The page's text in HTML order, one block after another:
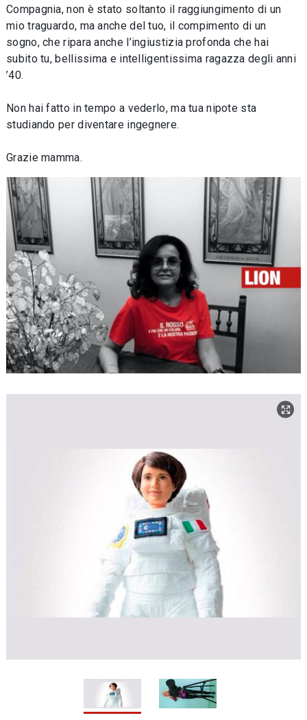
Compagnia, non è stato soltanto il raggiungimento di un
mio traguardo, ma anche del tuo, il compimento di un
sogno, che ripara anche l’ingiustizia profonda che hai
subito tu, bellissima e intelligentissima ragazza degli anni
’40.
Non hai fatto in tempo a vederlo, ma tua nipote sta
studiando per diventare ingegnere.
Grazie mamma.